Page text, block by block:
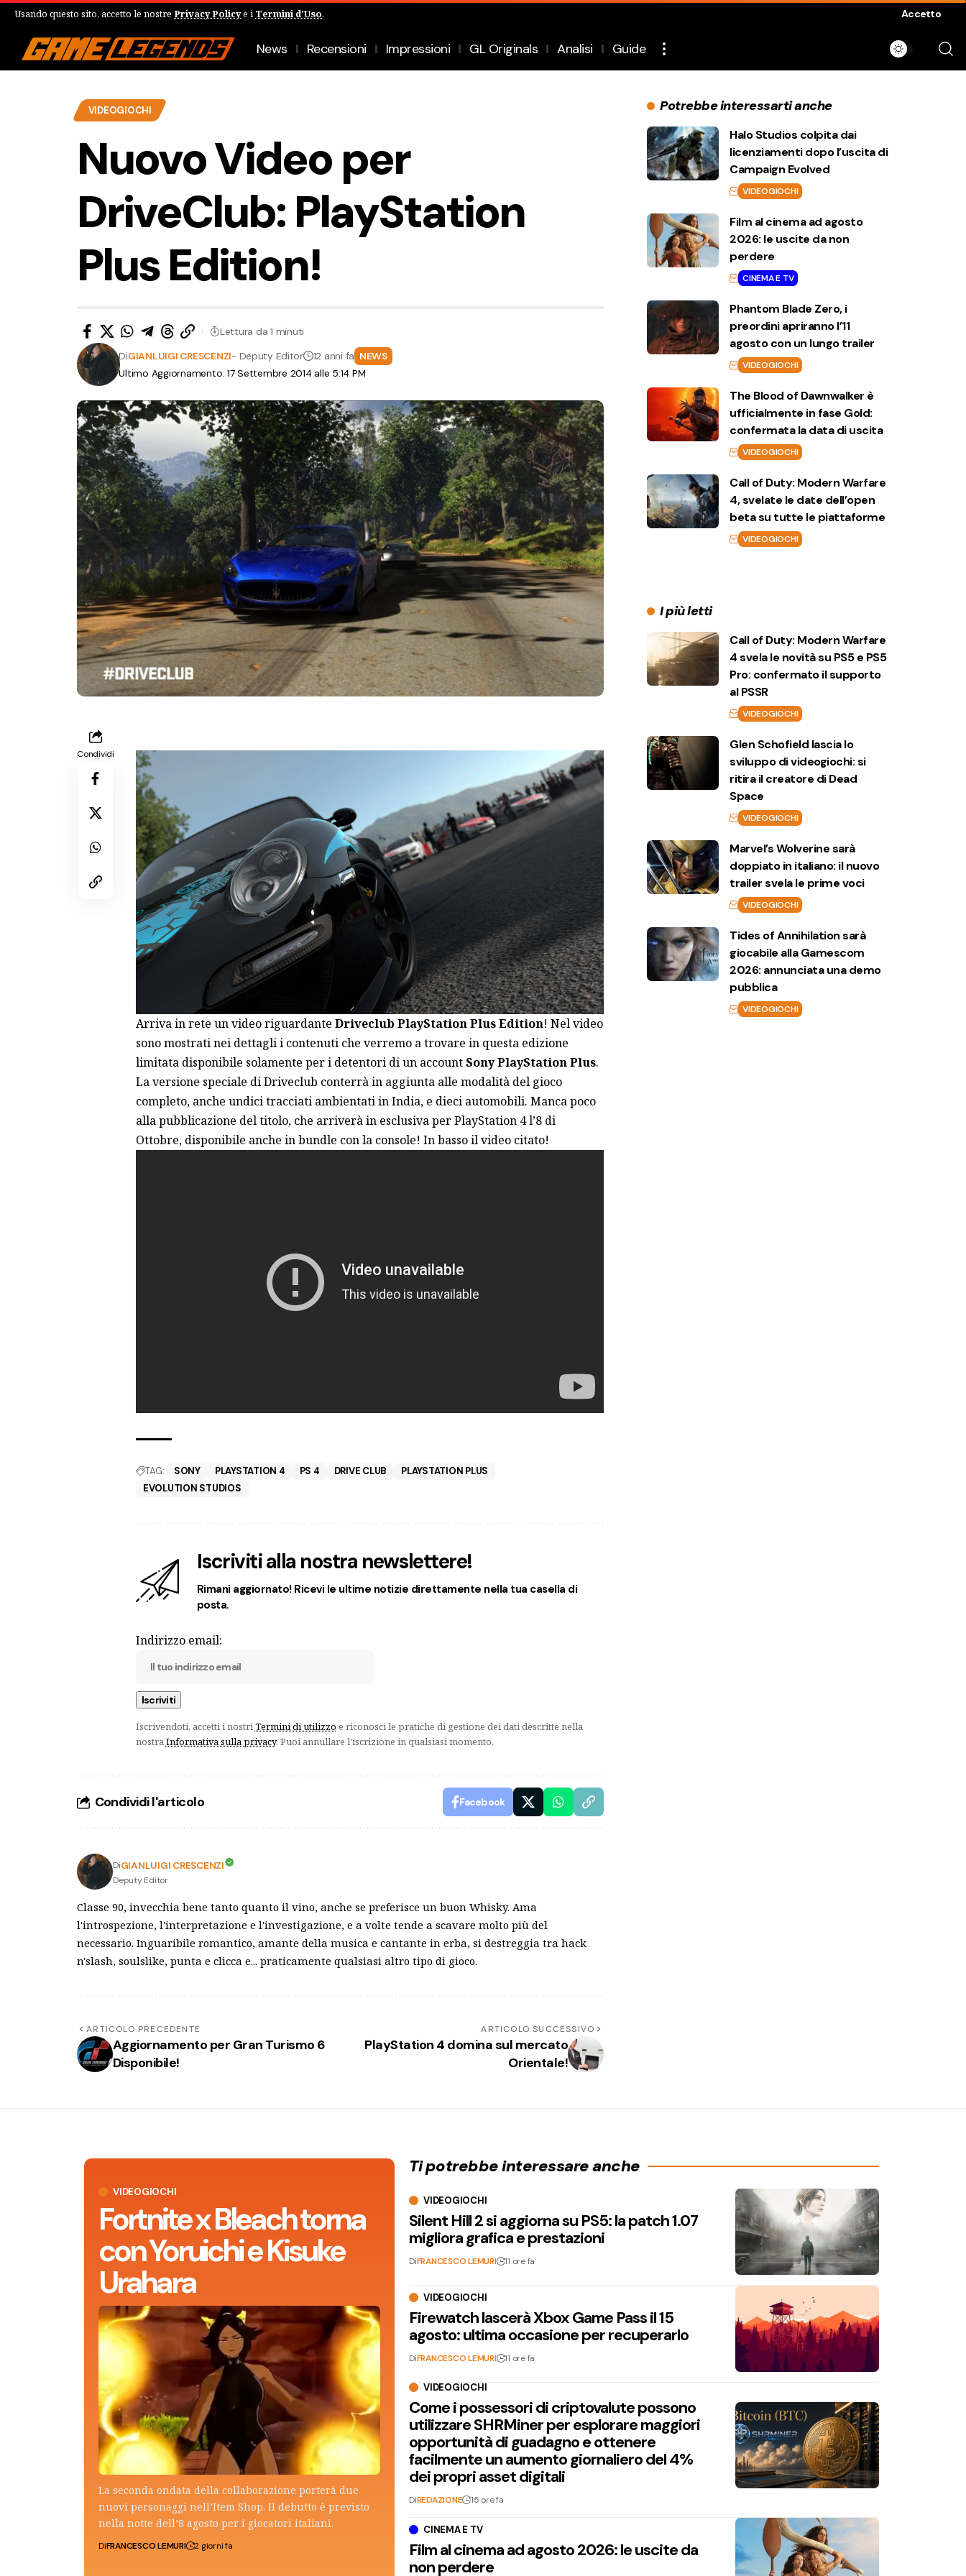
Usando questo sito, accetto le nostre Privacy Policye i Termini d'Uso. Accetto
News Recensioni Impressioni GL Originals Analisi Guide
VIDEOGIOCHI
Nuovo Video per
DriveClub: PlayStation
Plus Edition!
Ultimo Aggiornamento: 17 Settembre 2014 alle 5:14 PM
DiGIANLUIGI CRESCENZI- Deputy Editor 12 anni fa NEWS
Lettura da 1 minuti
Condividi
Arriva in rete un video riguardante Driveclub PlayStation Plus Edition! Nel video
sono mostrati nei dettagli i contenuti che verremo a trovare in questa edizione
limitata disponibile solamente per i detentori di un accountSony PlayStation Plus.
La versione speciale di Driveclub conterrà in aggiunta alle modalità del gioco
completo, anche undici tracciati ambientati in India, e dieci automobili. Manca poco
alla pubblicazione del titolo, che arriverà in esclusiva per PlayStation 4 l’8 di
Ottobre, disponibile anche in bundle con la console! In basso il video citato!
TAG: SONY PLAYSTATION 4 PS 4 DRIVE CLUB
PLAYSTATION PLUS
EVOLUTION STUDIOS
Iscriviti alla nostra newslettere!
Rimani aggiornato! Ricevi le ultime notizie direttamente nella tua casella di
posta.
Indirizzo email:
Iscrivendoti, accetti i nostriTermini di utilizzo e riconosci le pratiche di gestione dei dati descritte nella
nostraInformativa sulla privacy. Puoi annullare l'iscrizione in qualsiasi momento.
Condividi l'articolo Facebook
DiGIANLUIGI CRESCENZI
Deputy Editor
Classe 90, invecchia bene tanto quanto il vino, anche se preferisce un buon Whisky. Ama
l'introspezione, l'interpretazione e l'investigazione, e a volte tende a scavare molto più del
necessario. Inguaribile romantico, amante della musica e cantante in erba, si destreggia tra hack
n'slash, soulslike, punta e clicca e... praticamente qualsiasi altro tipo di gioco.
ARTICOLO PRECEDENTE
Aggiornamento per Gran Turismo 6
Disponibile!
ARTICOLO SUCCESSIVO
PlayStation 4 domina sul mercato
Orientale!
Potrebbe interessarti anche
Halo Studios colpita dai
licenziamenti dopo l’uscita di
Campaign Evolved
VIDEOGIOCHI
Film al cinema ad agosto
2026: le uscite da non
perdere
CINEMA E TV
Phantom Blade Zero, i
preordini apriranno l’11
agosto con un lungo trailer
VIDEOGIOCHI
The Blood of Dawnwalker è
ufficialmente in fase Gold:
confermata la data di uscita
VIDEOGIOCHI
Call of Duty: Modern Warfare
4, svelate le date dell’open
beta su tutte le piattaforme
VIDEOGIOCHI
I più letti
Call of Duty: Modern Warfare
4 svela le novità su PS5 e PS5
Pro: confermato il supporto
al PSSR
VIDEOGIOCHI
Glen Schofield lascia lo
sviluppo di videogiochi: si
ritira il creatore di Dead
Space
VIDEOGIOCHI
Marvel’s Wolverine sarà
doppiato in italiano: il nuovo
trailer svela le prime voci
VIDEOGIOCHI
Tides of Annihilation sarà
giocabile alla Gamescom
2026: annunciata una demo
pubblica
VIDEOGIOCHI
VIDEOGIOCHI
Fortnite x Bleach torna
con Yoruichi e Kisuke
Urahara
La seconda ondata della collaborazione porterà due
nuovi personaggi nell’Item Shop. Il debutto è previsto
nella notte dell’8 agosto per i giocatori italiani.
DiFRANCESCO LEMURI 2 giorni fa
Ti potrebbe interessare anche
VIDEOGIOCHI
Silent Hill 2 si aggiorna su PS5: la patch 1.07
migliora grafica e prestazioni
DiFRANCESCO LEMURI 11 ore fa
VIDEOGIOCHI
Firewatch lascerà Xbox Game Pass il 15
agosto: ultima occasione per recuperarlo
DiFRANCESCO LEMURI 11 ore fa
VIDEOGIOCHI
Come i possessori di criptovalute possono
utilizzare SHRMiner per esplorare maggiori
opportunità di guadagno e ottenere
facilmente un aumento giornaliero del 4%
dei propri asset digitali
DiREDAZIONE 15 ore fa
CINEMA E TV
Film al cinema ad agosto 2026: le uscite da
non perdere